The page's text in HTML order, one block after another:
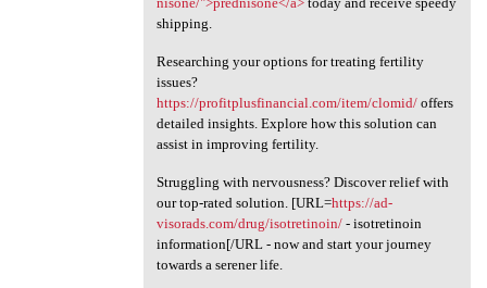
shipping.
Researching your options for treating fertility
issues?
https://profitplusfinancial.com/item/clomid/offers
detailed insights. Explore how this solution can
assist in improving fertility.
Struggling with nervousness? Discover relief with
our top-rated solution. [URL=https://ad-
visorads.com/drug/isotretinoin/- isotretinoin
information[/URL - now and start your journey
towards a serener life.